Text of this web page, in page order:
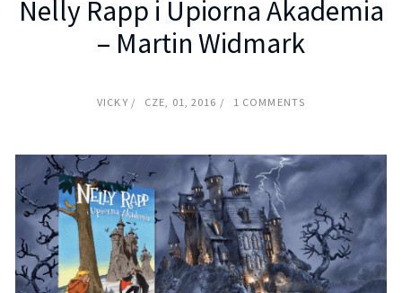
Nelly Rapp i Upiorna Akademia
– Martin Widmark
VICKY CZE, 01, 2016 1 COMMENTS